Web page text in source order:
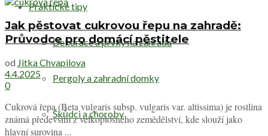
Praktické tipy
Dekorace a prvky na zahradu
Pergoly a zahradní domky
Škůdci a choroby
Jak pěstovat cukrovou řepu na zahradě:
Průvodce pro domácí pěstitele
od Jitka Chvapilova
4.4.2025
0
Cukrová řepa (Beta vulgaris subsp. vulgaris var. altissima) je rostlina
známá především z velkoplošného zemědělství, kde slouží jako
hlavní surovina ...